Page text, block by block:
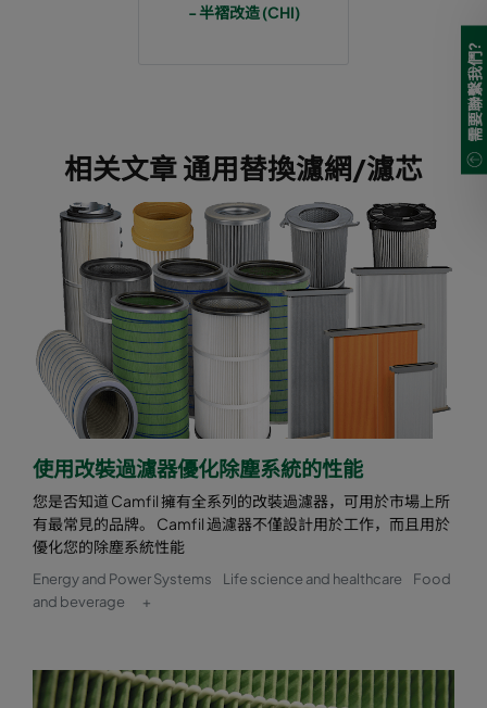
- 半褶改造 (CHI)
相关文章 通用替換濾網/濾芯
使用改裝過濾器優化除塵系統的性能
您是否知道 Camfil 擁有全系列的改裝過濾器，可用於市場上所
有最常見的品牌。 Camfil 過濾器不僅設計用於工作，而且用於
優化您的除塵系統性能
Energy and Power Systems Life science and healthcare
Food
and beverage
+
需要聯繫我們?